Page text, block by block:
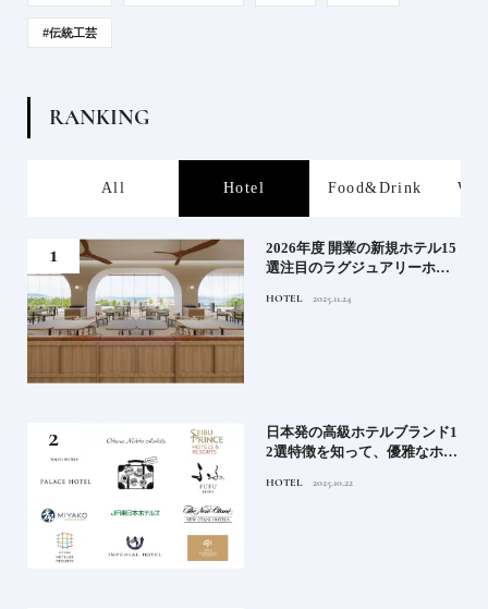
#伝統工芸
RANKING
All Hotel Food&Drink
2026年度 開業の新規ホテル15
選注目のラグジュアリーホテ
ィホテルまでご紹介【前編】
HOTEL 2025.11.24
日本発の高級ホテルブランド1
2選特徴を知って、優雅なホテ
ンド大解剖①
HOTEL 2025.10.22